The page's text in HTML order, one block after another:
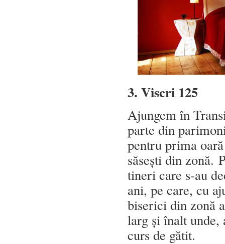
3. Viscri 125
Ajungem în
parte din
pentru prima
săsești din zonă.
tineri care s-au
ani, pe care, cu
biserici din zonă
larg și înalt unde,
curs de gătit.